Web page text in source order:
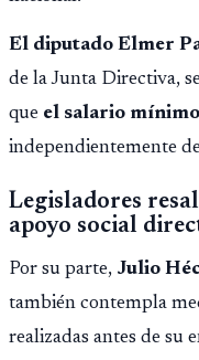
El diputado Elmer
de la Junta Directiva,
que el salario
independientemente
Legisladores
apoyo social
Por su parte, Julio
también contempla
realizadas antes de su